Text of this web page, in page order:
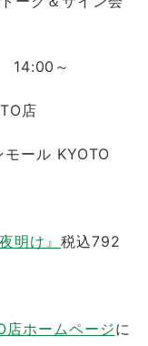
14:00～
店
ール KYOTO
明け』税込792
店ホームページに